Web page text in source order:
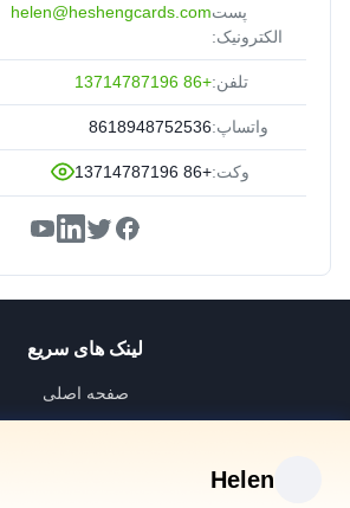
پست
الکترونیک:
helen@heshengcards.com
تلفن:+86 13714787196
واتساپ:8618948752536
وکت:+86 13714787196
لینک های سریع
صفحه اصلی
Helen